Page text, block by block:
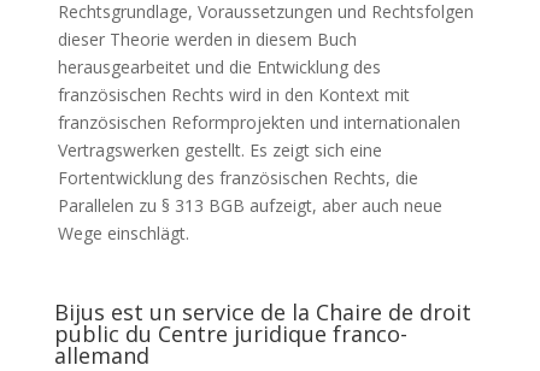
Rechtsgrundlage, Voraussetzungen und Rechtsfolgen
dieser Theorie werden in diesem Buch
herausgearbeitet und die Entwicklung des
französischen Rechts wird in den Kontext mit
französischen Reformprojekten und internationalen
Vertragswerken gestellt. Es zeigt sich eine
Fortentwicklung des französischen Rechts, die
Parallelen zu § 313 BGB aufzeigt, aber auch neue
Wege einschlägt.
Bijus est un service de la Chaire de droit
public du Centre juridique franco-
allemand